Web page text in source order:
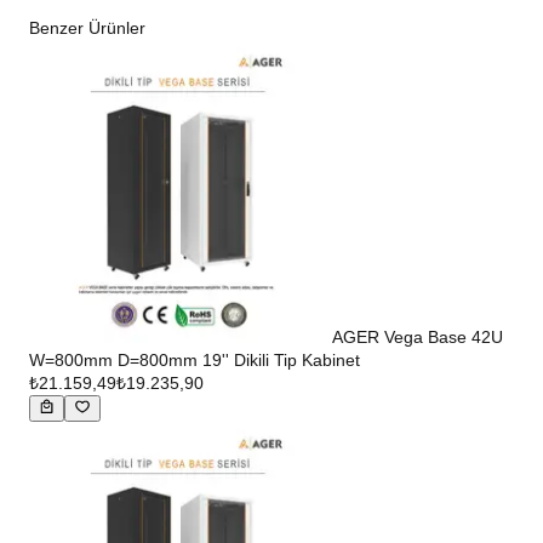
Benzer Ürünler
AGER Vega Base 42U
W=800mm D=800mm 19'' Dikili Tip Kabinet
₺21.159,49₺19.235,90